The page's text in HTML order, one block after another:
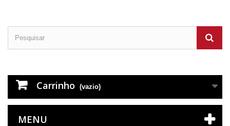
Carrinho (vazio)
MENU